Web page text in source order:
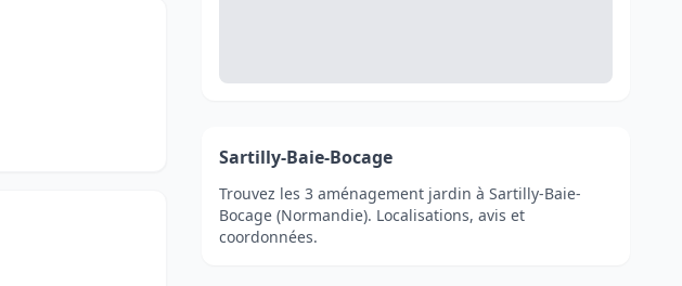
Sartilly-Baie-Bocage
Trouvez les 3 aménagement jardin à Sartilly-Baie-
Bocage (Normandie). Localisations, avis et
coordonnées.